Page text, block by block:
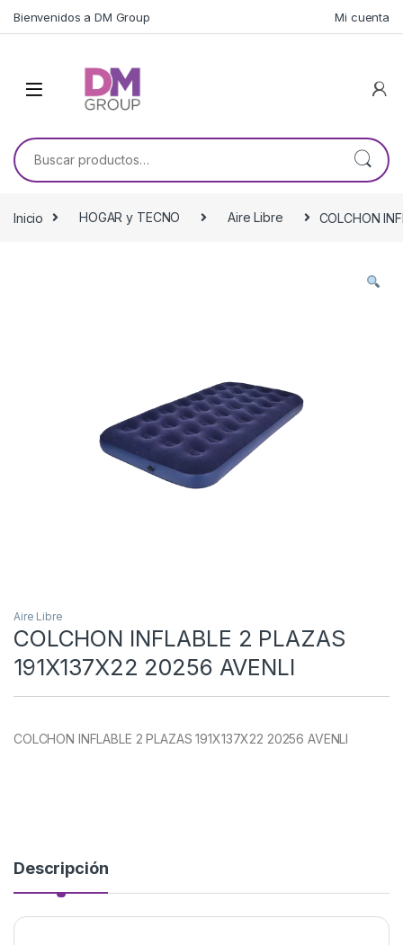
Bienvenidos a DM Group Mi cuenta
Buscar por:
Inicio HOGAR y TECNO Aire Libre COLCHON
Aire Libre
COLCHON INFLABLE 2 PLAZAS
191X137X22 20256 AVENLI
COLCHON INFLABLE 2 PLAZAS 191X137X22 20256 AVENLI
Descripción